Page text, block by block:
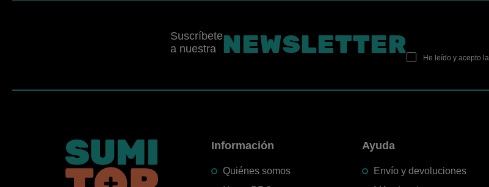
Suscríbete
a nuestra NEWSLETTER He leído y acepto la
Información
Quiénes somos
Ayuda
Envío y devoluciones